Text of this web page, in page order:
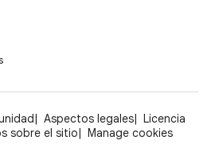
Aspectos legales
Licencia
sobre el sitio Manage cookies